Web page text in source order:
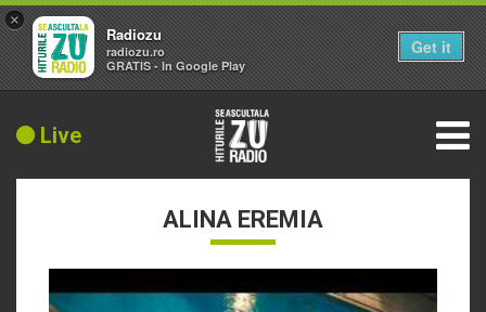
Live
ALINA EREMIA
×
Radiozu
radiozu.ro
GRATIS - In Google Play
Get it